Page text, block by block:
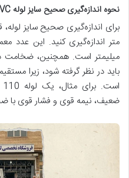
نحوه اندازه‌گیری صحیح سایز لوله PVC
متر اندازه‌گیری کنید. این عدد
میلیمتر است. همچنین، ضخامت
باید در نظر گرفته شود، زیرا
ضعیف، نیمه قوی و فشار قوی با